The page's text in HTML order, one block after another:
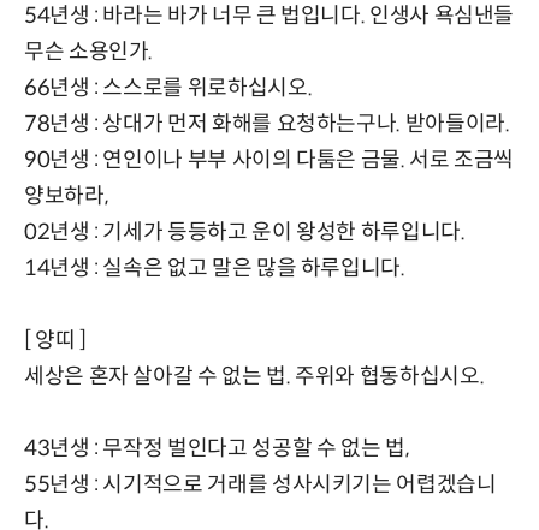
54년생 : 바라는 바가 너무 큰 법입니다. 인생사 욕심낸들
무슨 소용인가.
66년생 : 스스로를 위로하십시오.
78년생 : 상대가 먼저 화해를 요청하는구나. 받아들이라.
90년생 : 연인이나 부부 사이의 다툼은 금물. 서로 조금씩
양보하라,
02년생 : 기세가 등등하고 운이 왕성한 하루입니다.
14년생 : 실속은 없고 말은 많을 하루입니다.
[ 양띠 ]
세상은 혼자 살아갈 수 없는 법. 주위와 협동하십시오.
43년생 : 무작정 벌인다고 성공할 수 없는 법,
55년생 : 시기적으로 거래를 성사시키기는 어렵겠습니
다.